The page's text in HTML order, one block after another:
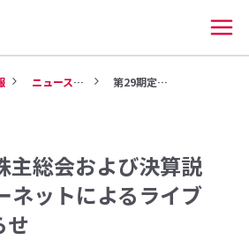
ニュース（2024年） 第29期定時株主総会および決算...
主総会および決算説
ネットによるライブ
せ